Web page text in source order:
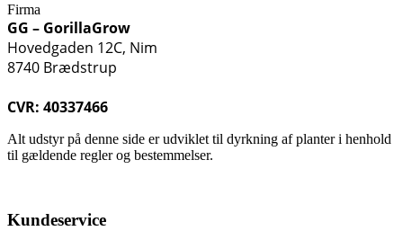
Firma
GG – GorillaGrow
Hovedgaden 12C, Nim
8740 Brædstrup
CVR: 40337466
Alt udstyr på denne side er udviklet til dyrkning af planter i henhold
til gældende regler og bestemmelser.
Kundeservice